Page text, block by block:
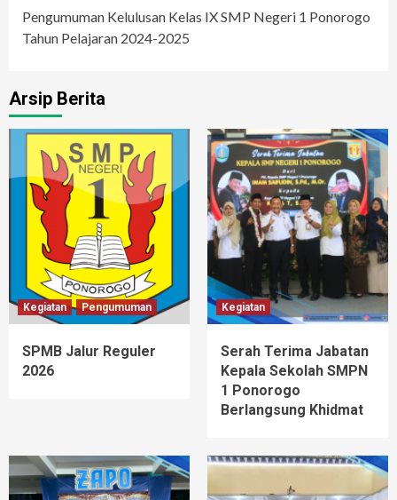
Pengumuman Kelulusan Kelas IX SMP Negeri 1 Ponorogo
Tahun Pelajaran 2024-2025
Arsip Berita
Kegiatan Pengumuman
SPMB Jalur Reguler
2026
Kegiatan
Serah Terima Jabatan
Kepala Sekolah SMPN
1 Ponorogo
Berlangsung Khidmat